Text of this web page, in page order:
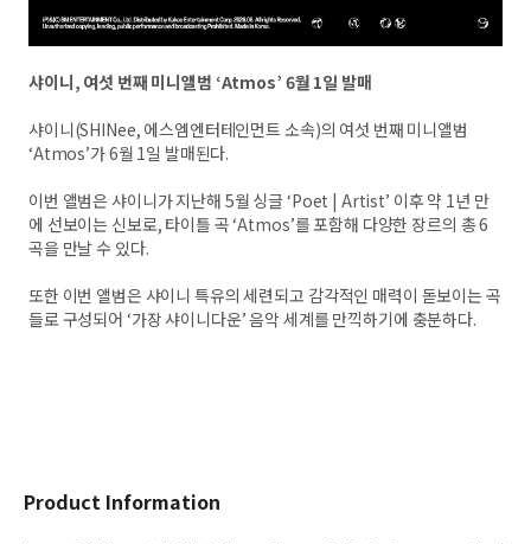
샤이니, 여섯 번째 미니앨범 ‘Atmos’ 6월 1일 발매
샤이니(SHINee, 에스엠엔터테인먼트 소속)의 여섯 번째 미니앨범
‘Atmos’가 6월 1일 발매된다.
이번 앨범은 샤이니가 지난해 5월 싱글 ‘Poet | Artist’ 이후 약 1년 만
에 선보이는 신보로, 타이틀 곡 ‘Atmos’를 포함해 다양한 장르의 총 6
곡을 만날 수 있다.
또한 이번 앨범은 샤이니 특유의 세련되고 감각적인 매력이 돋보이는 곡
들로 구성되어 ‘가장 샤이니다운’ 음악 세계를 만끽하기에 충분하다.
Product Information